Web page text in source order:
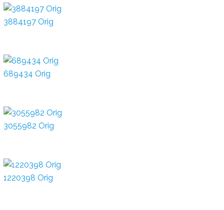
3884197 Orig
689434 Orig
3055982 Orig
1220398 Orig